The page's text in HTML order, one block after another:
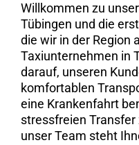
Willkommen zu
Tübingen und die
die wir in der Region
Taxiunternehmen in
darauf, unseren
komfortablen
eine Krankenfahrt
stressfreien
unser Team steht